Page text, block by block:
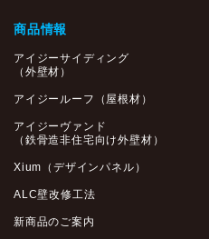
商品情報
アイジーサイディング
（外壁材）
アイジールーフ（屋根材）
アイジーヴァンド
（鉄骨造非住宅向け外壁材）
Xium（デザインパネル）
ALC壁改修工法
新商品のご案内